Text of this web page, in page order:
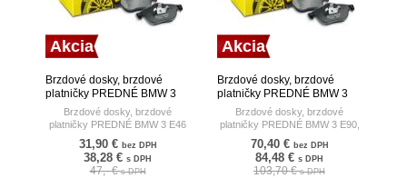
Akcia
Brzdové dosky, brzdové
platničky PREDNÉ BMW 3
E46 98- TEXTAR
Brzdové dosky, brzdové
platničky PREDNÉ BMW 3 E46
98-
31,90 € bez DPH
38,28 € s DPH
47,- €s DPH
Akcia
Brzdové dosky, brzdové
platničky PREDNÉ BMW 3
E90, E91 05- EPAD TEXTAR
Brzdové dosky, brzdové
platničky PREDNÉ BMW 3 E90,
E91 05- EPAD
70,40 € bez DPH
84,48 € s DPH
103,70 €s DPH